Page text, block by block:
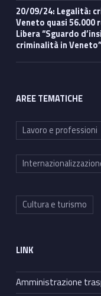
20/09/24: Legalità: crimine proliferato in pandemia, in
Veneto quasi 56.000
Libera “Sguardo
criminalità in Veneto”
AREE TEMATICHE
Lavoro e professioni
Cultura e turismo
LINK
Amministrazione